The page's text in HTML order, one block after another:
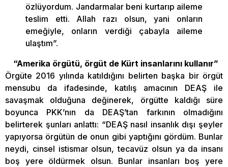
özlüyordum. Jandarmalar beni kurtarıp aileme
teslim etti. Allah razı olsun, yani onların
emeğiyle, onların verdiği çabayla aileme
ulaştım”.
“Amerika örgütü, örgüt de Kürt insanlarını kullanır”
Örgüte 2016 yılında katıldığını belirten başka bir örgüt
mensubu da ifadesinde, katılış amacının DEAŞ ile
savaşmak olduğuna değinerek, örgütte kaldığı süre
boyunca PKK’nın da DEAŞ’tan farkının olmadığını
belirterek şunları anlattı: “DEAŞ nasıl insanlık dışı şeyler
yapıyorsa örgütün de onun gibi yaptığını gördüm. Bunlar
neydi, cinsel istismar olsun, tecavüz olsun ya da insanı
boş yere öldürmek olsun. Bunlar insanları boş yere